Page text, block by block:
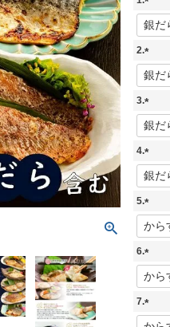
(
必
須
2.
(
必
須
3.
(
必
須
4.
(
必
須
5.
(
必
須
6.
(
必
須
7.
(